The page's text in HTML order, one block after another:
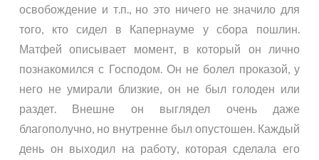
освобождение и т.п., но это ничего не значило для
того, кто сидел в Капернауме у сбора пошлин.
Матфей описывает момент, в который он лично
познакомился с Господом. Он не болел проказой, у
него не умирали близкие, он не был голоден или
раздет. Внешне он выглядел очень даже
благополучно, но внутренне был опустошен. Каждый
день он выходил на работу, которая сделала его